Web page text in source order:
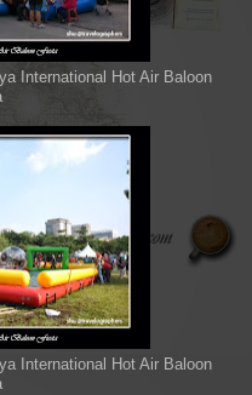
International Hot Air Baloon
International Hot Air Baloon